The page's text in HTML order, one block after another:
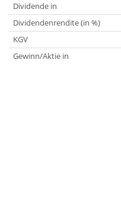
Dividende in
Dividendenrendite (in %)
KGV
Gewinn/Aktie in